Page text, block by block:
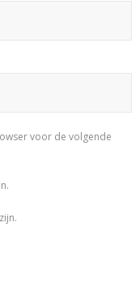
voor de volgende